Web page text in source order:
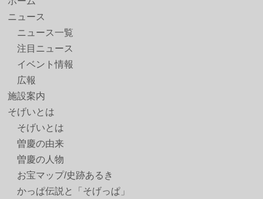
ニュース
ニュース一覧
注目ニュース
イベント情報
広報
施設案内
そげいとは
そげいとは
曽慶の由来
曽慶の人物
お宝マップ/史跡あるき
かっぱ伝説と「そげっぱ」